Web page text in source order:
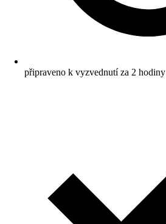
připraveno k vyzvednutí za 2 hodiny